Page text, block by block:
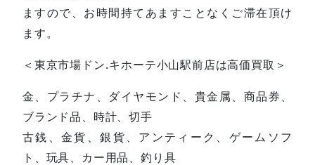
ますので、お時間持てあますことなくご滞在頂け
ます。
＜東京市場ドン.キホーテ小山駅前店は高価買取＞
金、プラチナ、ダイヤモンド、貴金属、商品券、
ブランド品、時計、切手
古銭、金貨、銀貨、アンティーク、ゲームソフ
ト、玩具、カー用品、釣り具